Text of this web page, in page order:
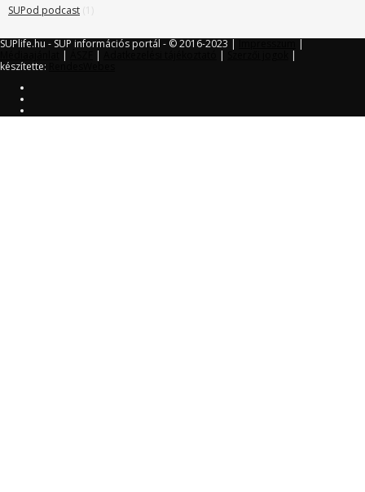
SUPod podcast (1)
SUPlife.hu - SUP információs portál - © 2016-2023 |
|
| | |
|
készítette: